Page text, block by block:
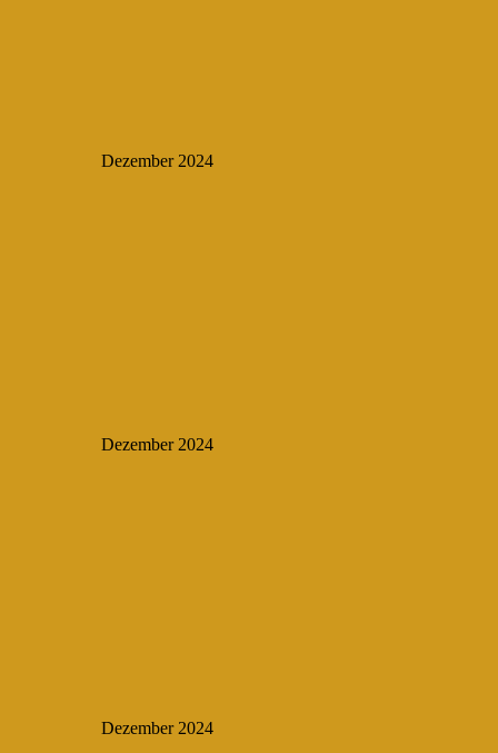
Dezember 2024
Dezember 2024
Dezember 2024